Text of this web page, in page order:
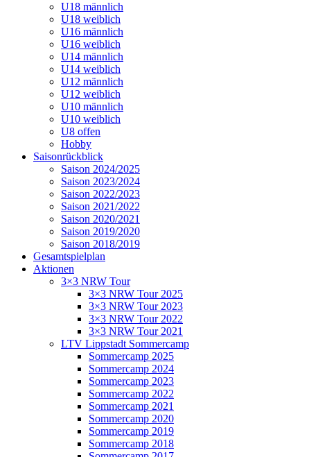
U18 männlich
U18 weiblich
U16 männlich
U16 weiblich
U14 männlich
U14 weiblich
U12 männlich
U12 weiblich
U10 männlich
U10 weiblich
U8 offen
Hobby
Saisonrückblick
Saison 2024/2025
Saison 2023/2024
Saison 2022/2023
Saison 2021/2022
Saison 2020/2021
Saison 2019/2020
Saison 2018/2019
Gesamtspielplan
Aktionen
3×3 NRW Tour
3×3 NRW Tour 2025
3×3 NRW Tour 2023
3×3 NRW Tour 2022
3×3 NRW Tour 2021
LTV Lippstadt Sommercamp
Sommercamp 2025
Sommercamp 2024
Sommercamp 2023
Sommercamp 2022
Sommercamp 2021
Sommercamp 2020
Sommercamp 2019
Sommercamp 2018